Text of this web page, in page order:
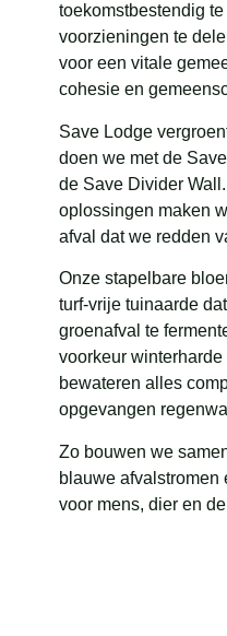
toekomstbestendig
voorzieningen te
voor een vitale
cohesie en
Save Lodge
doen we met de
de Save Divider
oplossingen maken
afval dat we redden
Onze stapelbare
turf-vrije tuinaarde
groenafval te
voorkeur
bewateren alles
opgevangen
Zo bouwen we
blauwe afvalstromen
voor mens, dier en